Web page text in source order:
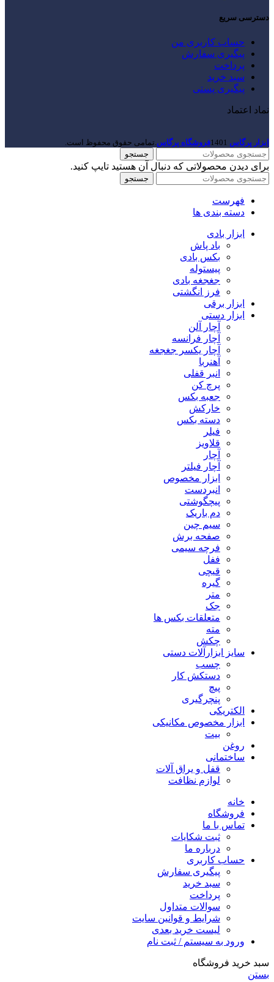
دسترسی سریع
حساب کاربری من
پیگیری سفارش
پرداخت
سبد خرید
پیگیری پستی
نماد اعتماد
ابزار پرگاس 1401فروشگاه پرگاس.تمامی حقوق محفوظ است.
جستجو
برای دیدن محصولاتی که دنبال آن هستید تایپ کنید.
جستجو
فهرست
دسته بندی ها
ابزار بادی
باد پاش
بکس بادی
پیستوله
جغجغه بادی
فرز انگشتی
ابزار برقی
ابزار دستی
آچار آلن
آچار فرانسه
آچار یکسر جغجغه
آهنربا
انبر قفلی
پرچ کن
جعبه بکس
خارکش
دسته بکس
فیلر
قلاویز
آچار
آچار فیلتر
ابزار مخصوص
انبردست
پیچگوشتی
دم باریک
سیم چین
صفحه برش
فرچه سیمی
ففل
قیچی
گیره
متر
جک
متعلقات بکس ها
مته
چکش
سایز ابزارآلات دستی
چسب
دستکش کار
پیچ
پنچرگیری
الکتریکی
ابزار مخصوص مکانیکی
بیت
روغن
ساختمانی
قفل و یراق آلات
لوازم نظافت
خانه
فروشگاه
تماس با ما
ثبت شکایات
درباره ما
حساب کاربری
پیگیری سفارش
سبد خرید
پرداخت
سوالات متداول
شرایط و قوانین سایت
لیست خرید بعدی
ورود به سیستم / ثبت نام
سبد خرید فروشگاه
بستن